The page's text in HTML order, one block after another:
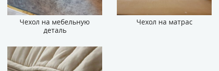
Чехол на мебельную
деталь
Чехол на матрас